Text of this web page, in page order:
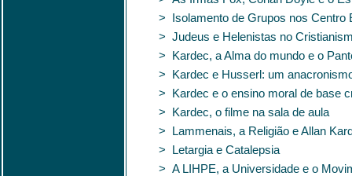
> Isolamento de Grupos nos Centro
> Judeus e Helenistas no
> Kardec, a Alma do mundo e o
> Kardec e Husserl: um
> Kardec e o ensino moral de base
> Kardec, o filme na sala de aula
> Lammenais, a Religião e Allan
> Letargia e Catalepsia
> A LIHPE, a Universidade e o